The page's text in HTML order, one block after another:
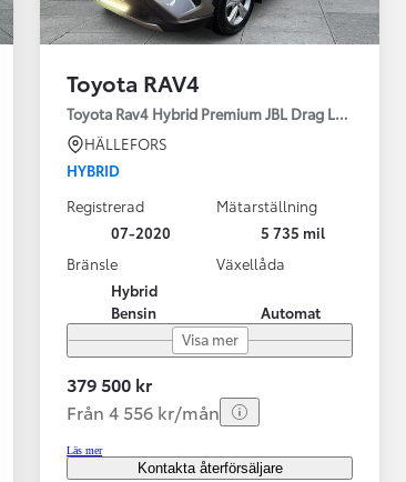
Toyota RAV4
Toyota Rav4 Hybrid Premium JBL Drag Led ramp
HÄLLEFORS
HYBRID
Registrerad
07-2020
Mätarställning
5 735 mil
Bränsle
Hybrid
Bensin
Växellåda
Automat
Visa mer
379 500 kr
Från 4 556 kr/mån
Läs mer
Kontakta återförsäljare